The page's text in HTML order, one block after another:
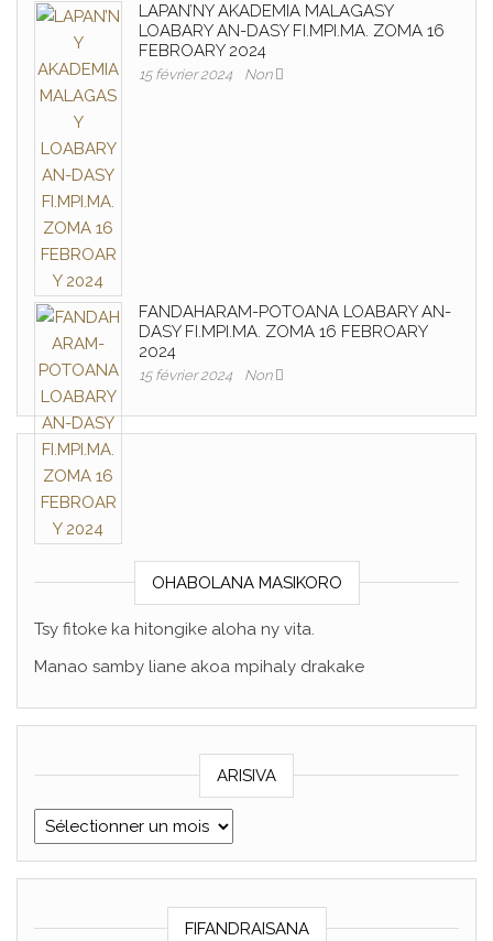
LAPAN’NY AKADEMIA MALAGASY
LOABARY AN-DASY FI.MPI.MA. ZOMA 16
FEBROARY 2024
15 février 2024 Non
FANDAHARAM-POTOANA LOABARY AN-
DASY FI.MPI.MA. ZOMA 16 FEBROARY
2024
15 février 2024 Non
OHABOLANA MASIKORO
Tsy fitoke ka hitongike aloha ny vita.
Manao samby liane akoa mpihaly drakake
ARISIVA
ARISIVA
FIFANDRAISANA